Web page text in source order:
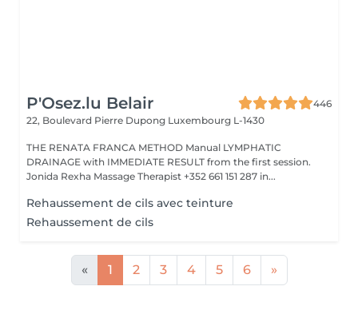
P'Osez.lu Belair
446
22, Boulevard Pierre Dupong Luxembourg L-1430
THE RENATA FRANCA METHOD Manual LYMPHATIC
DRAINAGE with IMMEDIATE RESULT from the first session.
Jonida Rexha Massage Therapist +352 661 151 287 in...
Rehaussement de cils avec teinture
Rehaussement de cils
« 1 2 3 4 5 6 »